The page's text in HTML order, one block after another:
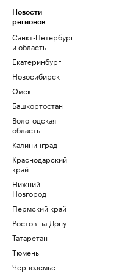
Новости
регионов
Санкт-Петербург
и область
Екатеринбург
Новосибирск
Омск
Башкортостан
Вологодская
область
Калининград
Краснодарский
край
Нижний
Новгород
Пермский край
Ростов-на-Дону
Татарстан
Тюмень
Черноземье